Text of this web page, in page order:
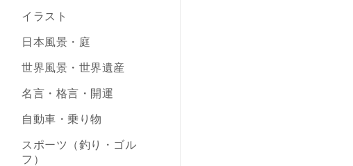
イラスト
日本風景・庭
世界風景・世界遺産
名言・格言・開運
自動車・乗り物
スポーツ（釣り・ゴル
フ）